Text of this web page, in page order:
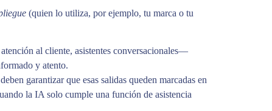
(quien lo utiliza, por ejemplo, tu marca o tu
al cliente, asistentes conversacionales—
y atento.
garantizar que esas salidas queden marcadas en
la IA solo cumple una función de asistencia